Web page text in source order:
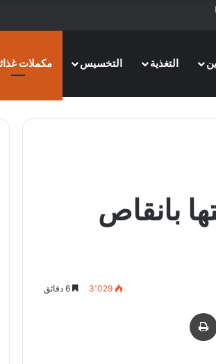
التغذية التخسيس مكملات
بانقاص
3٬029
عبر البريد